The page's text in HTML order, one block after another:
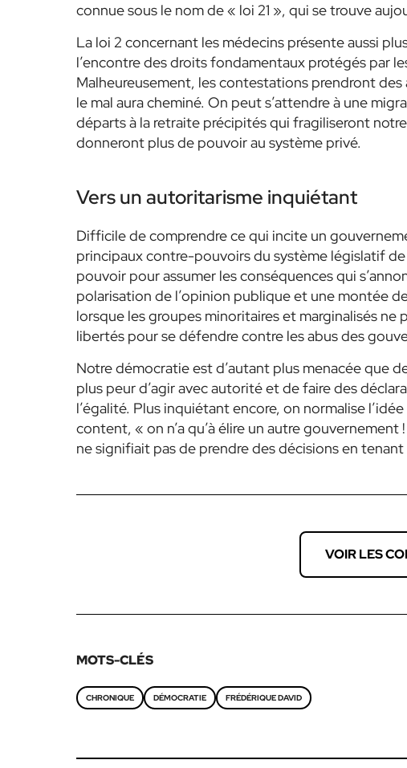
connue sous le nom de « loi 21 », qui se trouve
La loi 2 concernant les médecins présente aussi
l’encontre des droits fondamentaux protégés par
Malheureusement, les contestations prendront
le mal aura cheminé. On peut s’attendre à une
départs à la retraite précipités qui fragiliseront
donneront plus de pouvoir au système privé.
Vers un autoritarisme inquiétant
Difficile de comprendre ce qui incite un
principaux contre-pouvoirs du système législatif
pouvoir pour assumer les conséquences qui
polarisation de l’opinion publique et une montée
lorsque les groupes minoritaires et marginalisés
libertés pour se défendre contre les abus des
Notre démocratie est d’autant plus menacée que
plus peur d’agir avec autorité et de faire des
l’égalité. Plus inquiétant encore, on normalise
content, « on n’a qu’à élire un autre
ne signifiait pas de prendre des décisions en
VOIR LES
MOTS-CLÉS
CHRONIQUE DÉMOCRATIE FRÉDÉRIQUE DAVID